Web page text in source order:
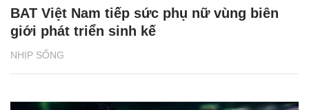
NHỊP SỐNG
BAT Việt Nam tiếp sức phụ nữ vùng biên
giới phát triển sinh kế